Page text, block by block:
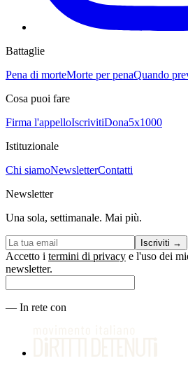
Battaglie
Pena di morteMorte per penaQuando
Cosa puoi fare
Firma l'appelloIscrivitiDona5x1000
Istituzionale
Chi siamoNewsletterContatti
Newsletter
Una sola, settimanale. Mai più.
Iscriviti →
Accetto i termini di privacy e l'uso dei
newsletter.
— In rete con